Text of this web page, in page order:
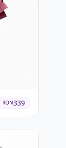
RON339